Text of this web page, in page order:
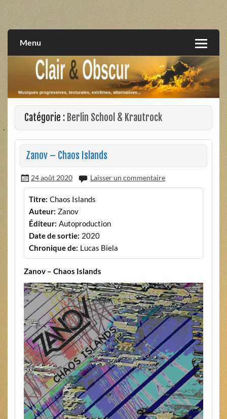
extrêmes, alternatives, texturales
Menu
Catégorie : Berlin School & Krautrock
Zanov – Chaos Islands
24 août 2020 Laisser un commentaire
Titre: Chaos Islands
Auteur: Zanov
Éditeur: Autoproduction
Date de sortie: 2020
Chronique de: Lucas Biela
Zanov – Chaos Islands